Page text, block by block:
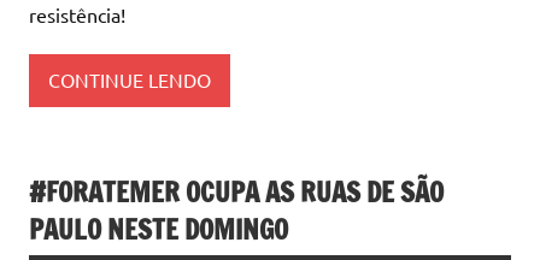
resistência!
CONTINUE LENDO
#FORATEMER OCUPA AS RUAS DE SÃO
PAULO NESTE DOMINGO